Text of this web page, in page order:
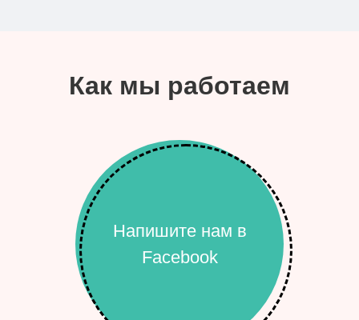
Как мы работаем
Напишите нам в
Facebook